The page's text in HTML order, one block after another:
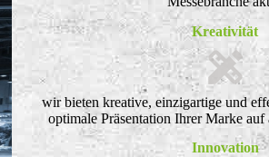
Kreativität
wir bieten kreative, einzigartige und
optimale Präsentation Ihrer Marke
Innovation